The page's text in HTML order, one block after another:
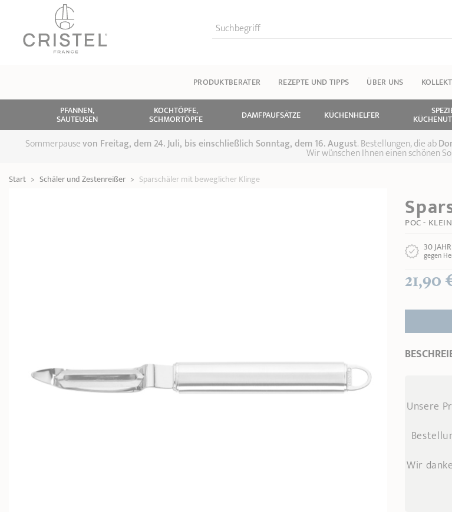
Suchbegriff
PRODUKTBERATER REZEPTE UND TIPPS ÜBER UNS
PFANNEN,
SAUTEUSEN
KOCHTÖPFE,
SCHMORTÖPFE DAMFPAUFSÄTZE KÜCHENHELFER
Sommerpausevon Freitag, dem 24. Juli, bis einschließlich Sonntag, dem 16. August. Bestellungen, die ab
Wir wünschen Ihnen einen schönen
Start > Schäler und Zestenreißer > Sparschäler mit beweglicher Klinge
POC -
30
gegen
21,90
Unsere
Wir